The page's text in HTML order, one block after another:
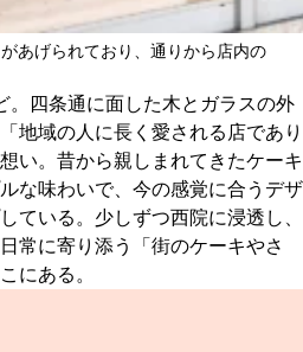
あげられており、通りから店内の
。四条通に面した木とガラスの外
地域の人に長く愛される店であり
い。昔から親しまれてきたケーキ
な味わいで、今の感覚に合うデザ
ている。少しずつ西院に浸透し、
常に寄り添う「街のケーキやさ
にある。